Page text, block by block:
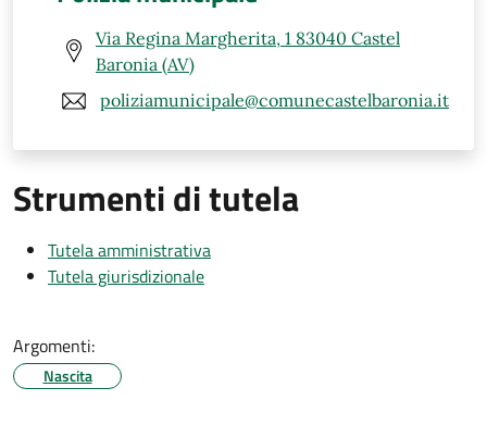
Via Regina Margherita, 1 83040 Castel
Baronia (AV)
poliziamunicipale@comunecastelbaronia.it
Strumenti di tutela
Tutela amministrativa
Tutela giurisdizionale
Argomenti:
Nascita